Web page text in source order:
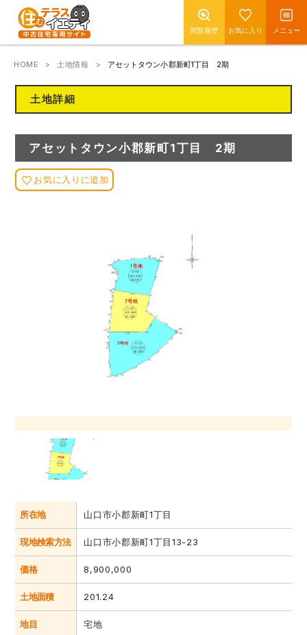
閲覧履歴 お気に入り メニュー
HOME 土地情報 アセットタウン小郡新町1丁目 2期
土地詳細
アセットタウン小郡新町1丁目 2期
お気に入りに追加
所在地 山口市小郡新町1丁目
現地検索方法 山口市小郡新町1丁目13-23
価格 8,900,000
土地面積 201.24
地目 宅地